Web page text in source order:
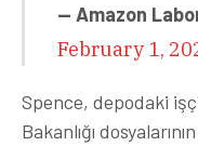
— Amazon
February 1,
Spence, depodaki
Bakanlığı